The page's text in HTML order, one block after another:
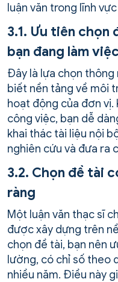
luận văn trong lĩnh
3.1. Ưu tiên chọn
bạn đang làm việc
Đây là lựa chọn thông
biết nền tảng về môi
hoạt động của đơn
công việc, bạn dễ
khai thác tài liệu nội
nghiên cứu và đưa ra
3.2. Chọn đề tài
ràng
Một luận văn thạc sĩ
được xây dựng trên
chọn đề tài, bạn nên
lường, có chỉ số theo
nhiều năm. Điều này